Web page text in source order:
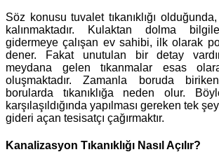
Söz konusu tuvalet tıkanıklığı
kalınmaktadır. Kulaktan dolma
gidermeye çalışan ev sahibi, ilk olarak
dener. Fakat unutulan bir detay
meydana gelen tıkanmalar esas
oluşmaktadır. Zamanla boruda
borularda tıkanıklığa neden olur.
karşılaşıldığında yapılması gereken tek
gideri açan tesisatçı çağırmaktır.
Kanalizasyon Tıkanıklığı Nasıl Açılır?